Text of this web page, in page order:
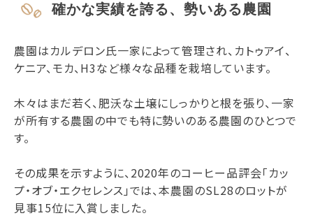
確かな実績を誇る、勢いある農園
農園はカルデロン氏一家によって管理され、カトゥアイ、
ケニア、モカ、H3など様々な品種を栽培しています。
木々はまだ若く、肥沃な土壌にしっかりと根を張り、一家
が所有する農園の中でも特に勢いのある農園のひとつで
す。
その成果を示すように、2020年のコーヒー品評会「カッ
プ・オブ・エクセレンス」では、本農園のSL28のロットが
見事15位に入賞しました。